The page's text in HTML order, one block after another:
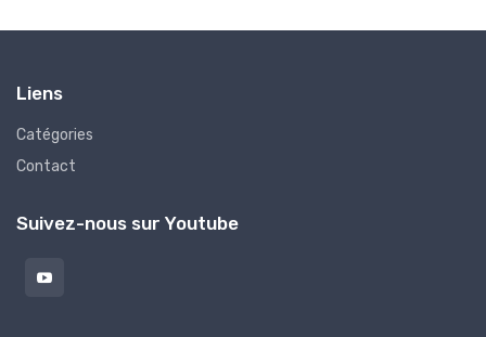
Liens
Catégories
Contact
Suivez-nous sur Youtube